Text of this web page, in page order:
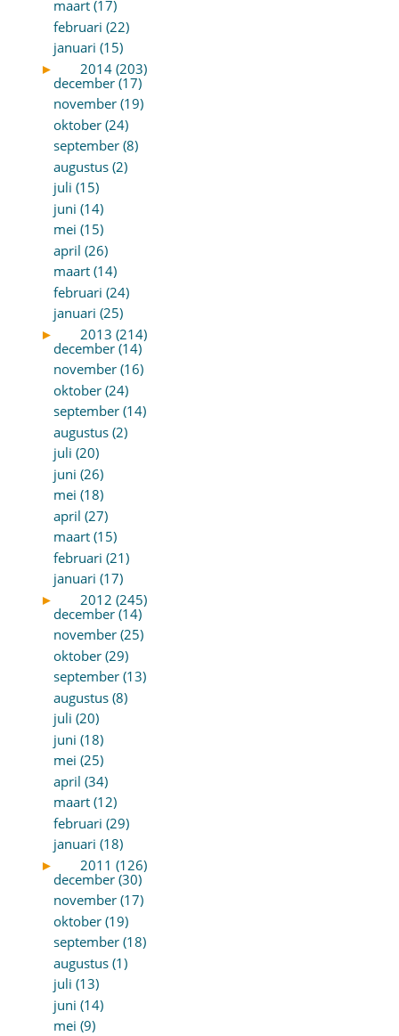
maart (17)
februari (22)
januari (15)
►
2014 (203)
december (17)
november (19)
oktober (24)
september (8)
augustus (2)
juli (15)
juni (14)
mei (15)
april (26)
maart (14)
februari (24)
januari (25)
►
2013 (214)
december (14)
november (16)
oktober (24)
september (14)
augustus (2)
juli (20)
juni (26)
mei (18)
april (27)
maart (15)
februari (21)
januari (17)
►
2012 (245)
december (14)
november (25)
oktober (29)
september (13)
augustus (8)
juli (20)
juni (18)
mei (25)
april (34)
maart (12)
februari (29)
januari (18)
►
2011 (126)
december (30)
november (17)
oktober (19)
september (18)
augustus (1)
juli (13)
juni (14)
mei (9)